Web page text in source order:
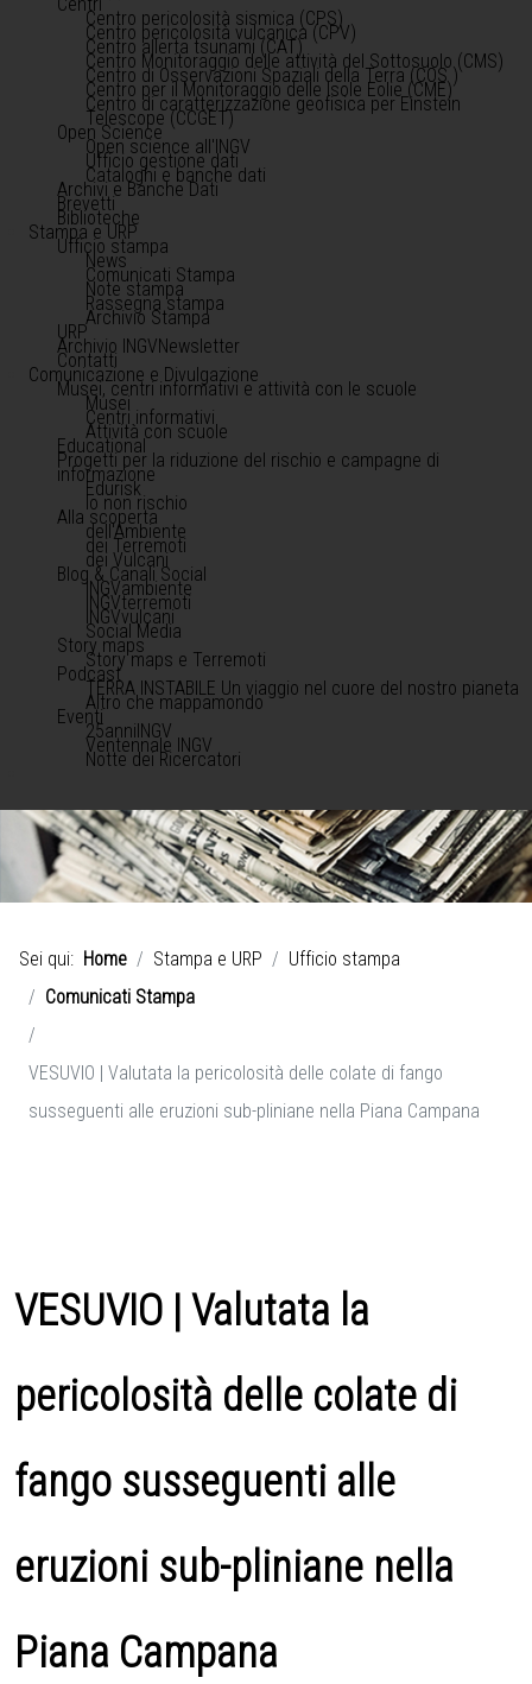
Centro pericolosità sismica (CPS)
Centro pericolosità vulcanica (CPV)
Centro allerta tsunami (CAT)
Centro Monitoraggio delle attività del Sottosuolo (CMS)
Centro di Osservazioni Spaziali della Terra (COS )
Centro per il Monitoraggio delle Isole Eolie (CME)
Centro di caratterizzazione geofisica per Einstein
Telescope (CCGET)
Open Science
Open science all'INGV
Ufficio gestione dati
Cataloghi e banche dati
Archivi e Banche Dati
Brevetti
Biblioteche
Stampa e URP
Ufficio stampa
News
Comunicati Stampa
Note stampa
Rassegna stampa
Archivio Stampa
URP
Archivio INGVNewsletter
Contatti
Comunicazione e Divulgazione
Musei, centri informativi e attività con le scuole
Musei
Centri informativi
Attività con scuole
Educational
Progetti per la riduzione del rischio e campagne di
informazione
Edurisk
Io non rischio
Alla scoperta
dell'Ambiente
dei Terremoti
dei Vulcani
Blog & Canali Social
INGVambiente
INGVterremoti
INGVvulcani
Social Media
Story maps
Story maps e Terremoti
Podcast
TERRA INSTABILE Un viaggio nel cuore del nostro pianeta
Altro che mappamondo
Eventi
25anniINGV
Ventennale INGV
Notte dei Ricercatori
Sei qui: Home Stampa e URP
Ufficio stampa
Comunicati Stampa
VESUVIO | Valutata la pericolosità delle colate di fango
susseguenti alle eruzioni sub-pliniane nella Piana Campana
VESUVIO | Valutata la
pericolosità delle colate di
fango susseguenti alle
eruzioni sub-pliniane nella
Piana Campana